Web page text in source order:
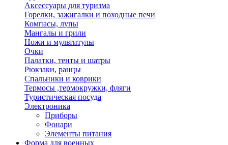
Аксессуары для туризма
Горелки, зажигалки и походные печи
Компасы, лупы
Мангалы и грили
Ножи и мультитулы
Очки
Палатки, тенты и шатры
Рюкзаки, ранцы
Спальники и коврики
Термосы ,термокружки, фляги
Туристическая посуда
Электроника
Приборы
Фонари
Элементы питания
Форма для военных